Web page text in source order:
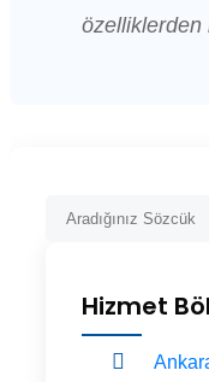
özelliklerden
Hizmet